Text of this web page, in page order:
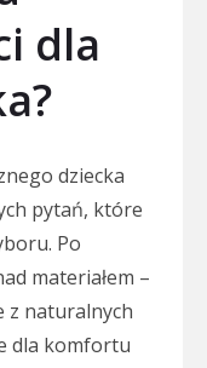
dla
dziecka
pytań, które
Po
materiałem –
z naturalnych
dla komfortu